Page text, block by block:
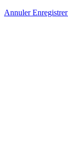
Annuler